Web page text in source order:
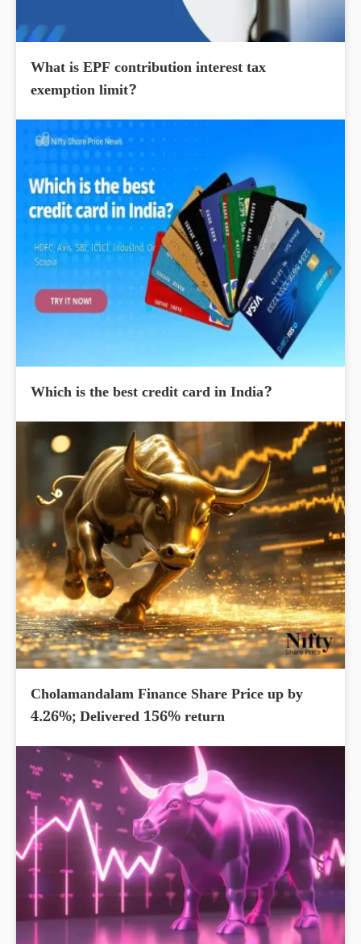
What is EPF contribution interest tax
exemption limit?
Which is the best credit card in India?
Cholamandalam Finance Share Price up by
4.26%; Delivered 156% return